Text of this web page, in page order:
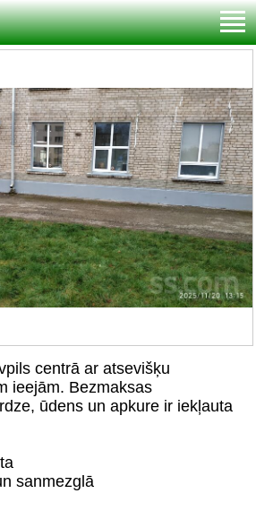
centrā ar atsevišķu
ieejām. Bezmaksas
ūdens un apkure ir iekļauta
sanmezglā